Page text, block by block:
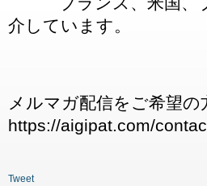
介しています。
メルマガ配信をご希望
https://aigipat.com/
Tweet